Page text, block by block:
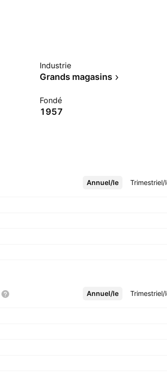
Industrie
Grands magasins
Fondé
1957
Annuel/le Trimestriel/
Plus
Annuel/le Trimestriel/
Plus